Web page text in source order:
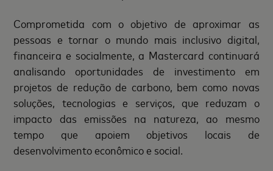
Comprometida com o objetivo de aproximar as
pessoas e tornar o mundo mais inclusivo digital,
financeira e socialmente, a Mastercard continuará
analisando oportunidades de investimento em
projetos de redução de carbono, bem como novas
soluções, tecnologias e serviços, que reduzam o
impacto das emissões na natureza, ao mesmo
tempo que apoiem objetivos locais de
desenvolvimento econômico e social.